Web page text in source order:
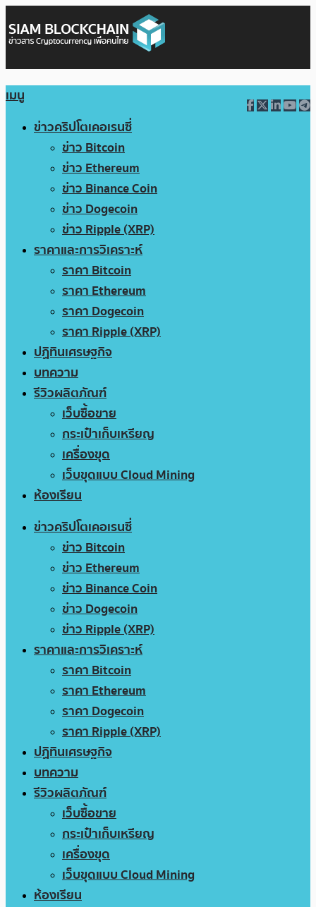
เมนู
ข่าวคริปโตเคอเรนซี่
ข่าว Bitcoin
ข่าว Ethereum
ข่าว Binance Coin
ข่าว Dogecoin
ข่าว Ripple (XRP)
ราคาและการวิเคราะห์
ราคา Bitcoin
ราคา Ethereum
ราคา Dogecoin
ราคา Ripple (XRP)
ปฏิทินเศรษฐกิจ
บทความ
รีวิวผลิตภัณฑ์
เว็บซื้อขาย
กระเป๋าเก็บเหรียญ
เครื่องขุด
เว็บขุดแบบ Cloud Mining
ห้องเรียน
ข่าวคริปโตเคอเรนซี่
ข่าว Bitcoin
ข่าว Ethereum
ข่าว Binance Coin
ข่าว Dogecoin
ข่าว Ripple (XRP)
ราคาและการวิเคราะห์
ราคา Bitcoin
ราคา Ethereum
ราคา Dogecoin
ราคา Ripple (XRP)
ปฏิทินเศรษฐกิจ
บทความ
รีวิวผลิตภัณฑ์
เว็บซื้อขาย
กระเป๋าเก็บเหรียญ
เครื่องขุด
เว็บขุดแบบ Cloud Mining
ห้องเรียน